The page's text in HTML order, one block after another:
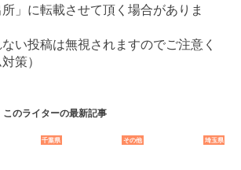
」に転載させて頂く場合がありま
い投稿は無視されますのでご注意く
策）
このライターの最新記事
千葉県 その他 埼玉県